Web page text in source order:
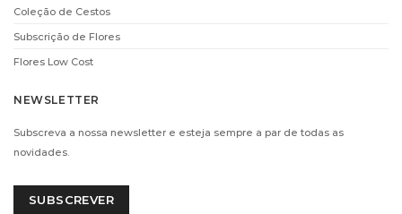
Coleção de Cestos
Subscrição de Flores
Flores Low Cost
NEWSLETTER
Subscreva a nossa newsletter e esteja sempre a par de todas as
novidades.
SUBSCREVER